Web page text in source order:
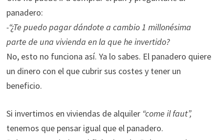
panadero:
-“¿Te puedo pagar dándote a cambio 1 millonésima
parte de una vivienda en la que he invertido?
No, esto no funciona así. Ya lo sabes. El panadero quiere
un dinero con el que cubrir sus costes y tener un
beneficio.
Si invertimos en viviendas de alquiler “come il faut”,
tenemos que pensar igual que el panadero.